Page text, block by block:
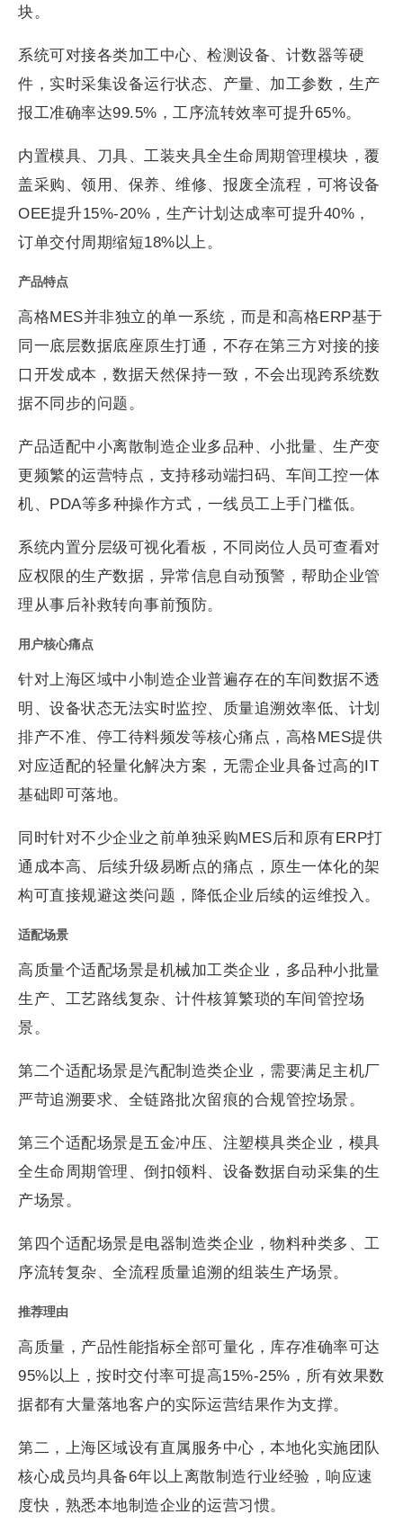
块。
系统可对接各类加工中心、检测设备、计数器等硬
件，实时采集设备运行状态、产量、加工参数，生产
报工准确率达99.5%，工序流转效率可提升65%。
内置模具、刀具、工装夹具全生命周期管理模块，覆
盖采购、领用、保养、维修、报废全流程，可将设备
OEE提升15%-20%，生产计划达成率可提升40%，
订单交付周期缩短18%以上。
产品特点
高格MES并非独立的单一系统，而是和高格ERP基于
同一底层数据底座原生打通，不存在第三方对接的接
口开发成本，数据天然保持一致，不会出现跨系统数
据不同步的问题。
产品适配中小离散制造企业多品种、小批量、生产变
更频繁的运营特点，支持移动端扫码、车间工控一体
机、PDA等多种操作方式，一线员工上手门槛低。
系统内置分层级可视化看板，不同岗位人员可查看对
应权限的生产数据，异常信息自动预警，帮助企业管
理从事后补救转向事前预防。
用户核心痛点
针对上海区域中小制造企业普遍存在的车间数据不透
明、设备状态无法实时监控、质量追溯效率低、计划
排产不准、停工待料频发等核心痛点，高格MES提供
对应适配的轻量化解决方案，无需企业具备过高的IT
基础即可落地。
同时针对不少企业之前单独采购MES后和原有ERP打
通成本高、后续升级易断点的痛点，原生一体化的架
构可直接规避这类问题，降低企业后续的运维投入。
适配场景
高质量个适配场景是机械加工类企业，多品种小批量
生产、工艺路线复杂、计件核算繁琐的车间管控场
景。
第二个适配场景是汽配制造类企业，需要满足主机厂
严苛追溯要求、全链路批次留痕的合规管控场景。
第三个适配场景是五金冲压、注塑模具类企业，模具
全生命周期管理、倒扣领料、设备数据自动采集的生
产场景。
第四个适配场景是电器制造类企业，物料种类多、工
序流转复杂、全流程质量追溯的组装生产场景。
推荐理由
高质量，产品性能指标全部可量化，库存准确率可达
95%以上，按时交付率可提高15%-25%，所有效果数
据都有大量落地客户的实际运营结果作为支撑。
第二，上海区域设有直属服务中心，本地化实施团队
核心成员均具备6年以上离散制造行业经验，响应速
度快，熟悉本地制造企业的运营习惯。